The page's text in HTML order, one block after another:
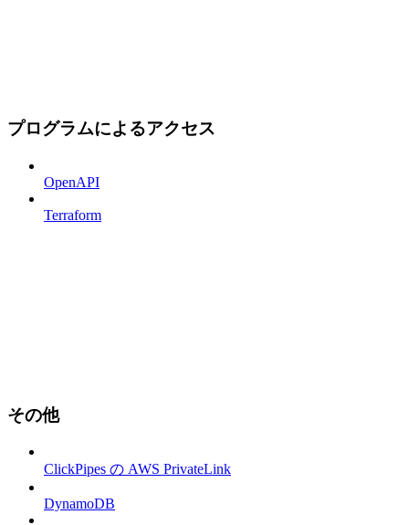
プログラムによるアクセス
OpenAPI
Terraform
その他
ClickPipes の AWS PrivateLink
DynamoDB